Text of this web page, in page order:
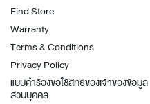
Find Store
Warranty
Terms & Conditions
Privacy Policy
แบบคำร้องขอใช้สิทธิของเจ้าของข้อมูล
ส่วนบุคคล